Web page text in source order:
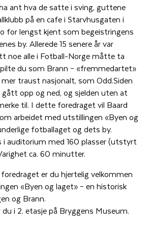
ant hva de satte i sving, guttene
på en cafe i Starvhusgaten i
for lengst kjent som begeistringens
by. Allerede 15 senere år var
noe alle i Fotball-Norge måtte ta
du som Brann – «fremmedartet»
traust nasjonalt, som Odd.Siden
opp og ned, og sjelden uten at
til. I dette foredraget vil Baard
arbeidet med utstillingen «Byen og
fotballaget og dets by.
i auditorium med 160 plasser (utstyrt
ca. 60 minutter.
er du hjertelig velkommen
«Byen og laget» – en historisk
og Brann.
i 2. etasje på Bryggens Museum.